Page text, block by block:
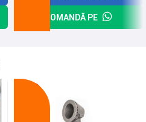
COMANDĂ PE